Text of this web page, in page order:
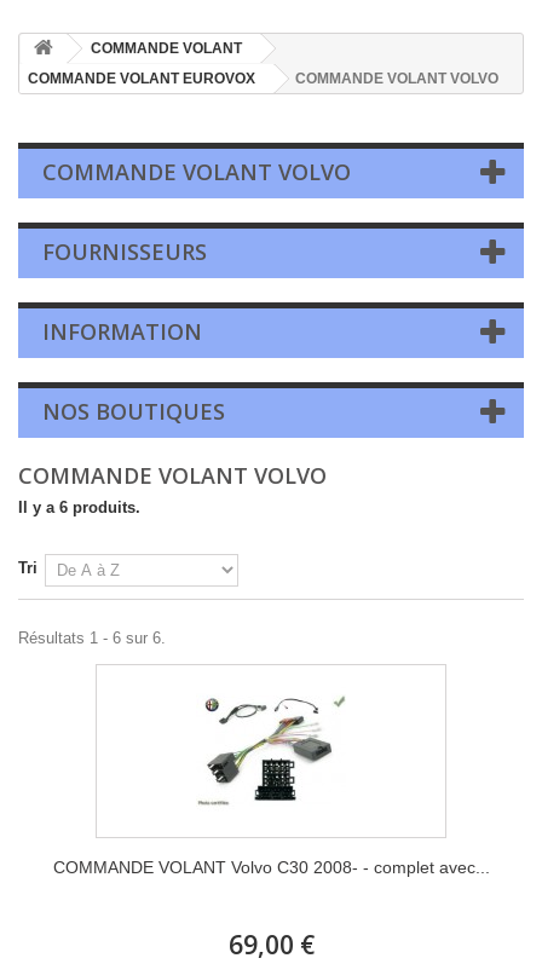
COMMANDE VOLANT
COMMANDE VOLANT EUROVOX
COMMANDE VOLANT VOLVO
COMMANDE VOLANT VOLVO
FOURNISSEURS
INFORMATION
NOS BOUTIQUES
COMMANDE VOLANT VOLVO
Il y a 6 produits.
Tri
Résultats 1 - 6 sur 6.
COMMANDE VOLANT Volvo C30 2008- - complet avec...
69,00 €